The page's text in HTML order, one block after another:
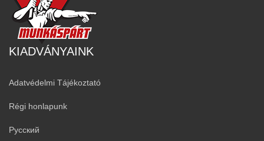
KIADVÁNYAINK
Adatvédelmi Tájékoztató
Régi honlapunk
Русский